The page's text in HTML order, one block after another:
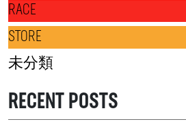
RACE
STORE
未分類
RECENT POSTS